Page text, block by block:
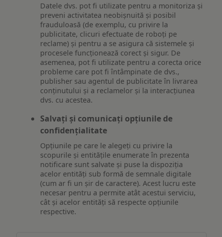
Datele dvs. pot fi utilizate pentru a monitoriza și
preveni activitatea neobișnuită și posibil
frauduloasă (de exemplu, cu privire la
publicitate, clicuri efectuate de roboți pe
reclame) și pentru a se asigura că sistemele și
procesele funcționează corect și sigur. De
asemenea, pot fi utilizate pentru a corecta orice
probleme care pot fi întâmpinate de dvs.,
publisher sau agentul de publicitate în livrarea
conținutului și a reclamelor și la interacțiunea
dvs. cu acestea.
Salvați și comunicați opțiunile de
confidențialitate
Opțiunile pe care le alegeți cu privire la
scopurile și entitățile enumerate în prezenta
notificare sunt salvate și puse la dispoziția
acelor entități sub formă de semnale digitale
(cum ar fi un șir de caractere). Acest lucru este
necesar pentru a permite atât acestui serviciu,
cât și acelor entități să respecte opțiunile
respective.